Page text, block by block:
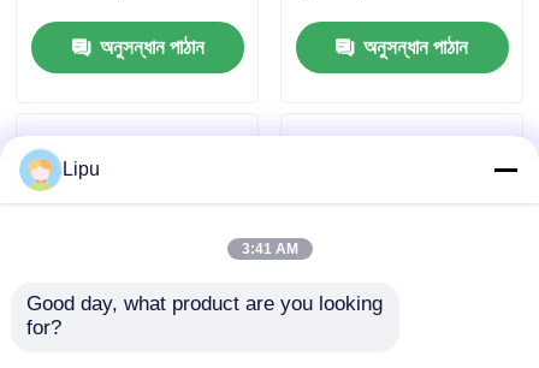
কারখানা ভ্রমণ
যোগাযোগ করুন
অনুসন্ধান পাঠান অনুসন্ধান পাঠান
Lipu
3:41 AM
Good day, what product are you looking
for?